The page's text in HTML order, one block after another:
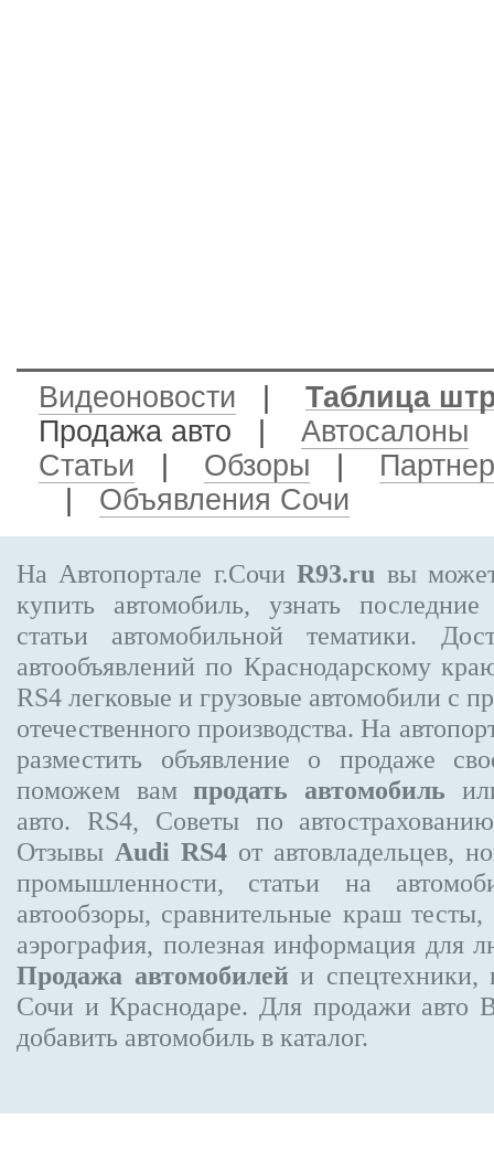
Видеоновости
Таблица
Продажа авто
Автосалоны
Статьи
Обзоры
Объявления Сочи
На Автопортале г.СочиR93.ru вы
купить автомобиль, узнать
статьи автомобильной тематики.
автообъявлений по Краснодарскому
RS4 легковые и грузовые автомобили с
отечественного производства. На
разместить объявление о продаже
поможем вампродать автомобиль
авто. RS4, Советы по
Отзывы Audi RS4 от автовладельцев,
промышленности, статьи на
автообзоры, сравнительные краш
аэрография, полезная информация для
Продажа автомобилей и спецтехники,
Сочи и Краснодаре. Для продажи авто
добавить автомобиль в каталог.